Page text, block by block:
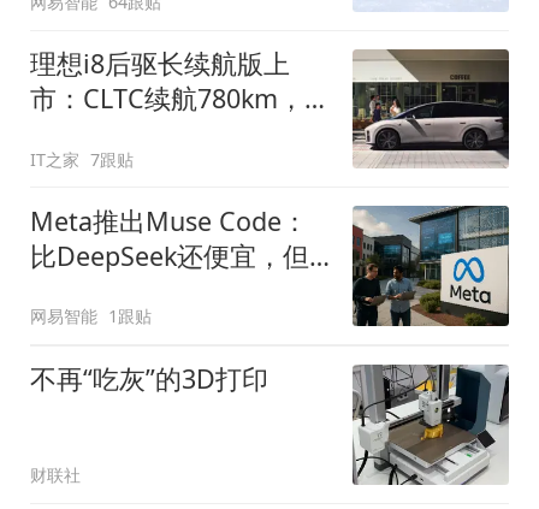
理想i8后驱长续航版上
市：CLTC续航780km，售
IT之家 7跟贴
Meta推出Muse Code：
比DeepSeek还便宜，但
网易智能 1跟贴
不再“吃灰”的3D打印
财联社